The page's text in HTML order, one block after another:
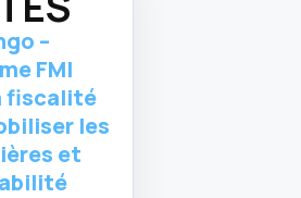
–
FMI
fiscalité
les
et